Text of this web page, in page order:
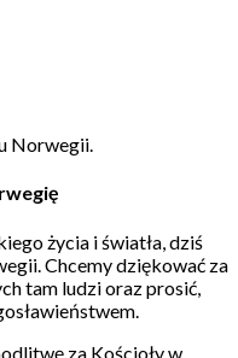
Norwegii.
życia i światła, dziś
Chcemy dziękować za
tam ludzi oraz prosić,
za Kościoły w